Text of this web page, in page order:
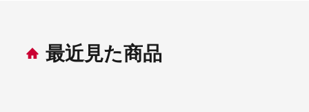
最近見た商品